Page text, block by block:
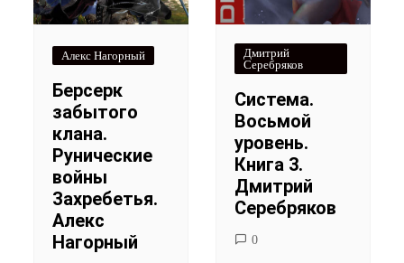
Алекс Нагорный
Берсерк
забытого
клана.
Рунические
войны
Захребетья.
Алекс
Нагорный
Дмитрий
Серебряков
Система.
Восьмой
уровень.
Книга 3.
Дмитрий
Серебряков
0